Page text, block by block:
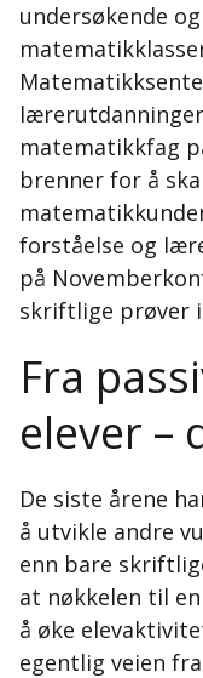
undersøkende
matematikkfag
brenner for å
forståelse og
på
skriftlige prøver
Fra
elever –
De siste årene
å utvikle andre
enn bare
at nøkkelen til
å øke
egentlig veien